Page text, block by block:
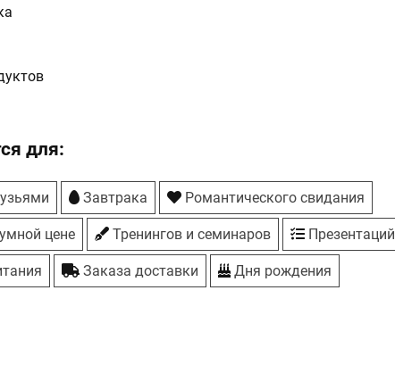
для:
Завтрака Романтического свидания
цене Тренингов и семинаров Презентаций
Заказа доставки Дня рождения